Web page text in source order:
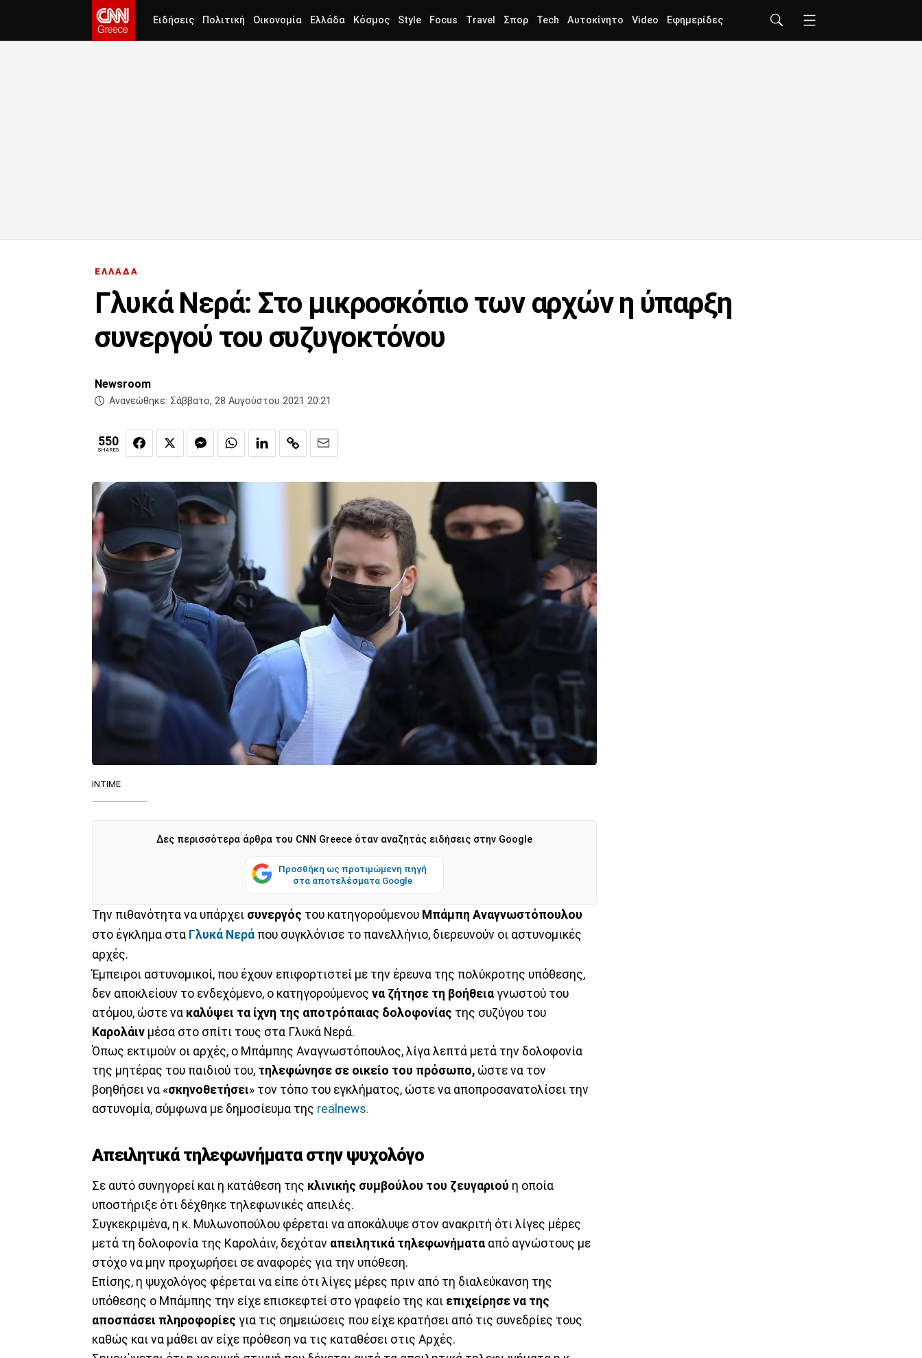
Ειδήσεις Πολιτική Οικονομία Ελλάδα Κόσμος Style Focus Travel Σπορ Tech Αυτοκίνητο Video Εφημερίδες
ΕΛΛΑΔΑ
Γλυκά Νερά: Στο μικροσκόπιο των αρχών η ύπαρξη
συνεργού του συζυγοκτόνου
Newsroom
Ανανεώθηκε: Σάββατο, 28 Αυγούστου 2021 20:21
550
SHARES
INTIME
Δες περισσότερα άρθρα του CNN Greece όταν αναζητάς ειδήσεις στην Google
Προσθήκη ως προτιμώμενη πηγή
στα αποτελέσματα Google
Την πιθανότητα να υπάρχει συνεργός του κατηγορούμενου Μπάμπη Αναγνωστόπουλου
στο έγκλημα στα Γλυκά Νερά που συγκλόνισε το πανελλήνιο, διερευνούν οι αστυνομικές
αρχές.
Έμπειροι αστυνομικοί, που έχουν επιφορτιστεί με την έρευνα της πολύκροτης υπόθεσης,
δεν αποκλείουν το ενδεχόμενο, ο κατηγορούμενος να ζήτησε τη βοήθεια γνωστού του
ατόμου, ώστε να καλύψει τα ίχνη της αποτρόπαιας δολοφονίας της συζύγου του
Καρολάιν μέσα στο σπίτι τους στα Γλυκά Νερά.
Όπως εκτιμούν οι αρχές, ο Μπάμπης Αναγνωστόπουλος, λίγα λεπτά μετά την δολοφονία
της μητέρας του παιδιού του, τηλεφώνησε σε οικείο του πρόσωπο, ώστε να τον
βοηθήσει να «σκηνοθετήσει» τον τόπο του εγκλήματος, ώστε να αποπροσανατολίσει την
αστυνομία, σύμφωνα με δημοσίευμα της realnews.
Απειλητικά τηλεφωνήματα στην ψυχολόγο
Σε αυτό συνηγορεί και η κατάθεση της κλινικής συμβούλου του ζευγαριού η οποία
υποστήριξε ότι δέχθηκε τηλεφωνικές απειλές.
Συγκεκριμένα, η κ. Μυλωνοπούλου φέρεται να αποκάλυψε στον ανακριτή ότι λίγες μέρες
μετά τη δολοφονία της Καρολάιν, δεχόταν απειλητικά τηλεφωνήματα από αγνώστους με
στόχο να μην προχωρήσει σε αναφορές για την υπόθεση.
Επίσης, η ψυχολόγος φέρεται να είπε ότι λίγες μέρες πριν από τη διαλεύκανση της
υπόθεσης ο Μπάμπης την είχε επισκεφτεί στο γραφείο της και επιχείρησε να της
αποσπάσει πληροφορίες για τις σημειώσεις που είχε κρατήσει από τις συνεδρίες τους
καθώς και να μάθει αν είχε πρόθεση να τις καταθέσει στις Αρχές.